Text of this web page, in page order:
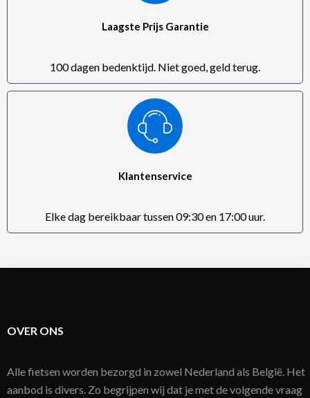
Laagste Prijs Garantie
100 dagen bedenktijd. Niet goed, geld terug.
Klantenservice
Elke dag bereikbaar tussen 09:30 en 17:00 uur.
OVER ONS
Alle fietsen worden bezorgd in zowel Nederland als België. Het
aanbod is divers. Zo begrijpen wij dat je met de volgende vraag